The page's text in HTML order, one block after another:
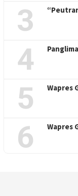
3
4
5 Wapres
6 Wapres